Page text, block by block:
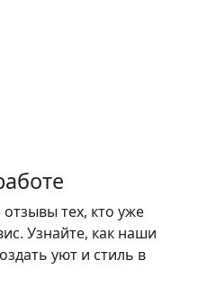
тех, кто уже
Узнайте, как наши
уют и стиль в